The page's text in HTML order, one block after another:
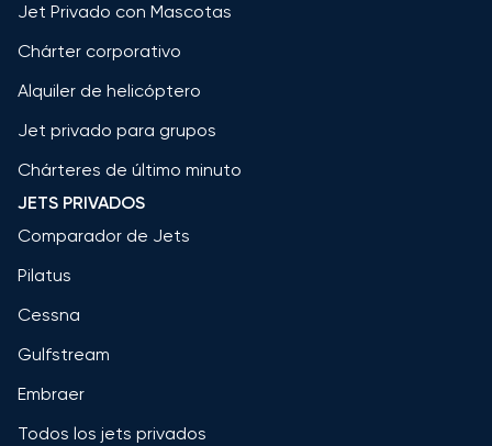
Jet Privado con Mascotas
Chárter corporativo
Alquiler de helicóptero
Jet privado para grupos
Chárteres de último minuto
JETS PRIVADOS
Comparador de Jets
Pilatus
Cessna
Gulfstream
Embraer
Todos los jets privados